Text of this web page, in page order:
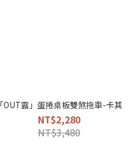
「OUT露」蛋捲桌板雙煞拖車-卡其
NT$2,280
NT$3,480